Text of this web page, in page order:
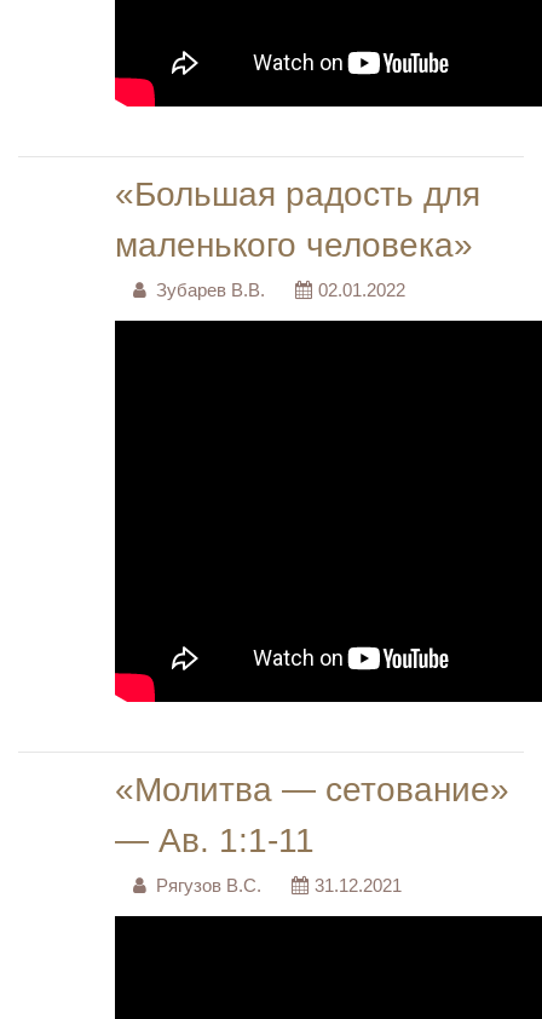
«Большая радость для
маленького человека»
Зубарев В.В. 02.01.2022
«Молитва — сетование»
— Ав. 1:1-11
Рягузов В.С. 31.12.2021